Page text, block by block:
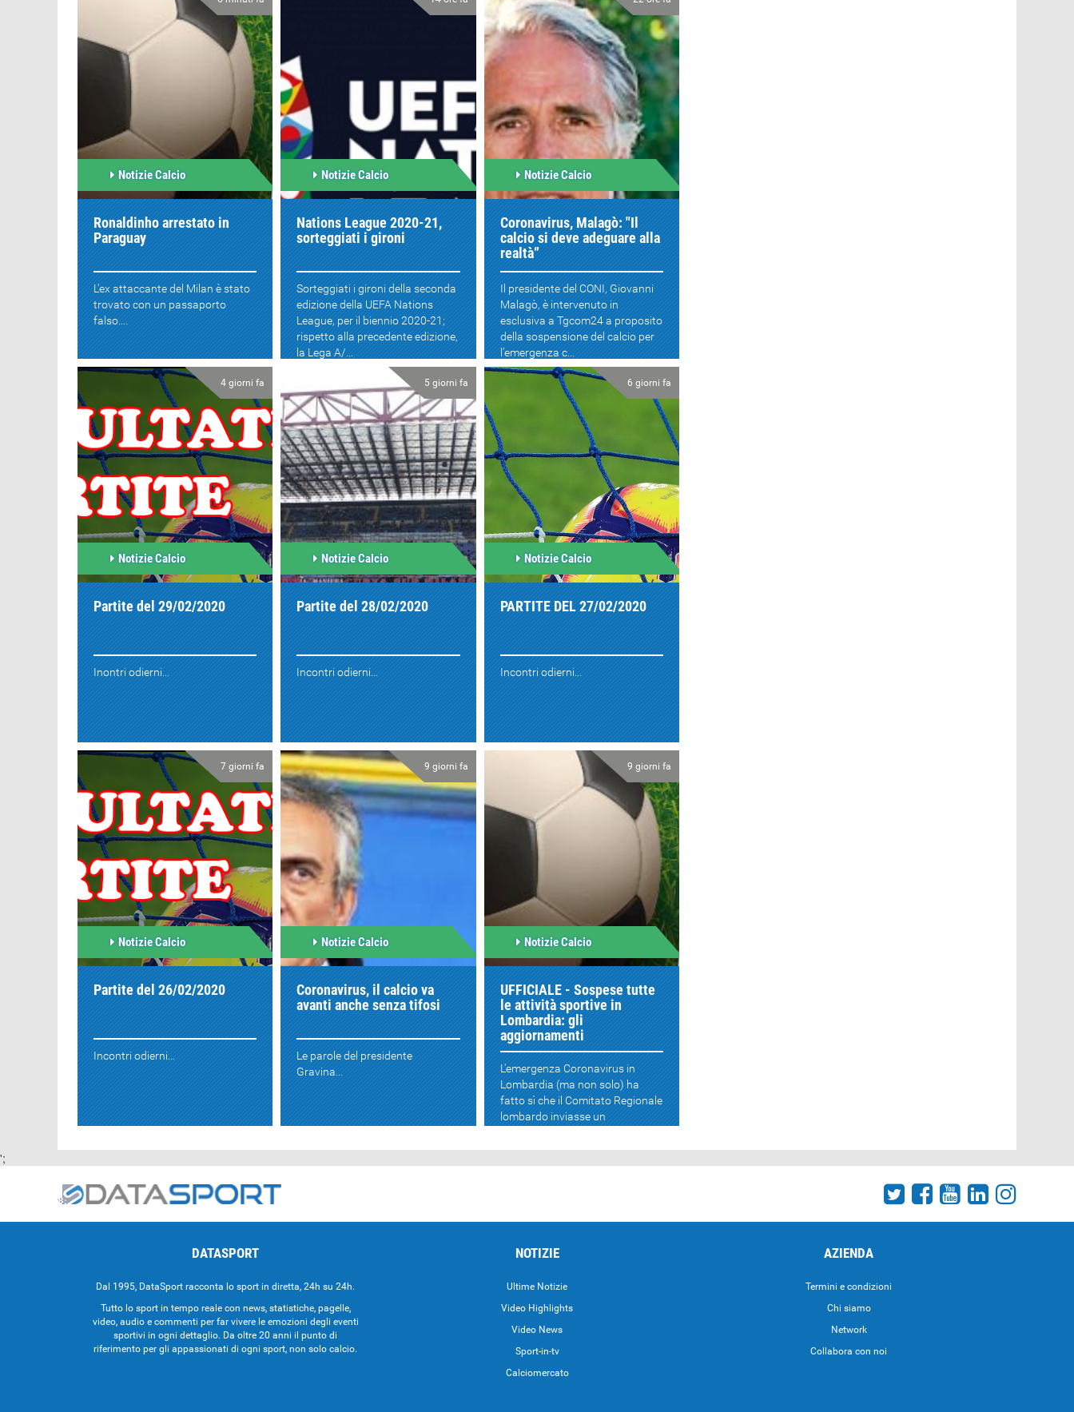
Notizie Calcio
Ronaldinho arrestato in
Paraguay
L'ex attaccante del Milan è stato
trovato con un passaporto
falso....
Notizie Calcio
Nations League 2020-21,
sorteggiati i gironi
Sorteggiati i gironi della seconda
edizione della UEFA Nations
League, per il biennio 2020-21;
rispetto alla precedente edizione,
la Lega A/...
Notizie Calcio
Coronavirus, Malagò: "Il
calcio si deve adeguare alla
realtà”
Il presidente del CONI, Giovanni
Malagò, è intervenuto in
esclusiva a Tgcom24 a proposito
della sospensione del calcio per
l’emergenza c...
4 giorni fa
Notizie Calcio
Partite del 29/02/2020
Inontri odierni...
5 giorni fa
Notizie Calcio
Partite del 28/02/2020
Incontri odierni...
6 giorni fa
Notizie Calcio
PARTITE DEL 27/02/2020
Incontri odierni...
7 giorni fa
Notizie Calcio
Partite del 26/02/2020
Incontri odierni...
9 giorni fa
Notizie Calcio
Coronavirus, il calcio va
avanti anche senza tifosi
Le parole del presidente
Gravina...
9 giorni fa
Notizie Calcio
UFFICIALE - Sospese tutte
le attività sportive in
Lombardia: gli
aggiornamenti
L'emergenza Coronavirus in
Lombardia (ma non solo) ha
fatto sì che il Comitato Regionale
lombardo inviasse un
';
DATASPORT
Dal 1995, DataSport racconta lo sport in diretta, 24h su 24h.
Tutto lo sport in tempo reale con news, statistiche, pagelle,
video, audio e commenti per far vivere le emozioni degli eventi
sportivi in ogni dettaglio. Da oltre 20 anni il punto di
riferimento per gli appassionati di ogni sport, non solo calcio.
NOTIZIE
Ultime Notizie
Video Highlights
Video News
Sport-in-tv
Calciomercato
AZIENDA
Termini e condizioni
Chi siamo
Network
Collabora con noi